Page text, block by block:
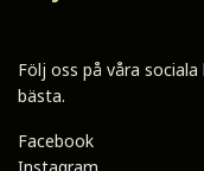
Följ oss på våra
bästa.
Facebook